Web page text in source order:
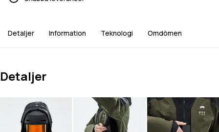
Detaljer Information Teknologi Omdömen
Detaljer